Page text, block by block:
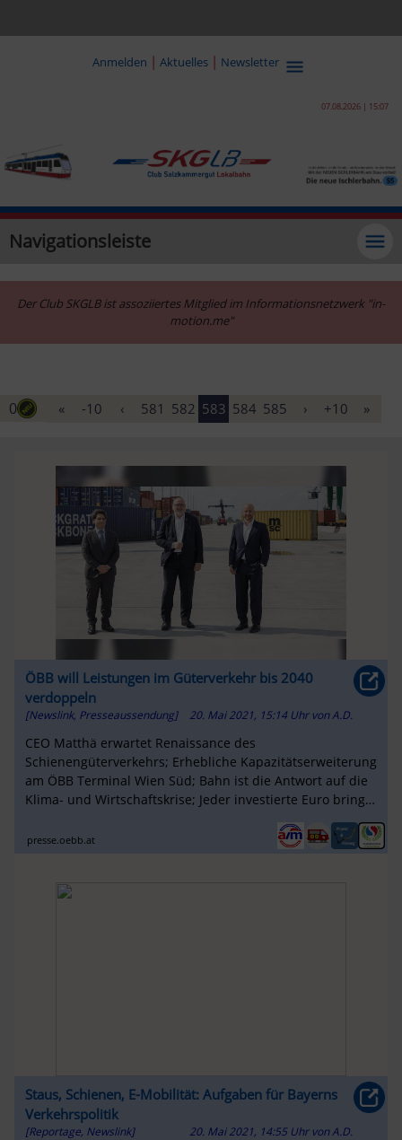
Anmelden | Aktuelles | Newsletter
07.08.2026 | 15:07
Navigationsleiste
Der Club SKGLB ist assoziiertes Mitglied im Informationsnetzwerk "in-
motion.me"
0 « -10 ‹ 581 582 583 584 585 › +10 »
ÖBB will Leistungen im Güterverkehr bis 2040
verdoppeln
[Newslink, Presseaussendung] 20. Mai 2021, 15:14 Uhr vonA.D.
CEO Matthä erwartet Renaissance des
Schienengüterverkehrs; Erhebliche Kapazitätserweiterung
am ÖBB Terminal Wien Süd; Bahn ist die Antwort auf die
Klima- und Wirtschaftskrise; Jeder investierte Euro bringt
presse.oebb.at
Staus, Schienen, E-Mobilität: Aufgaben für Bayerns
Verkehrspolitik
[Reportage, Newslink] 20. Mai 2021, 14:55 Uhr vonA.D.